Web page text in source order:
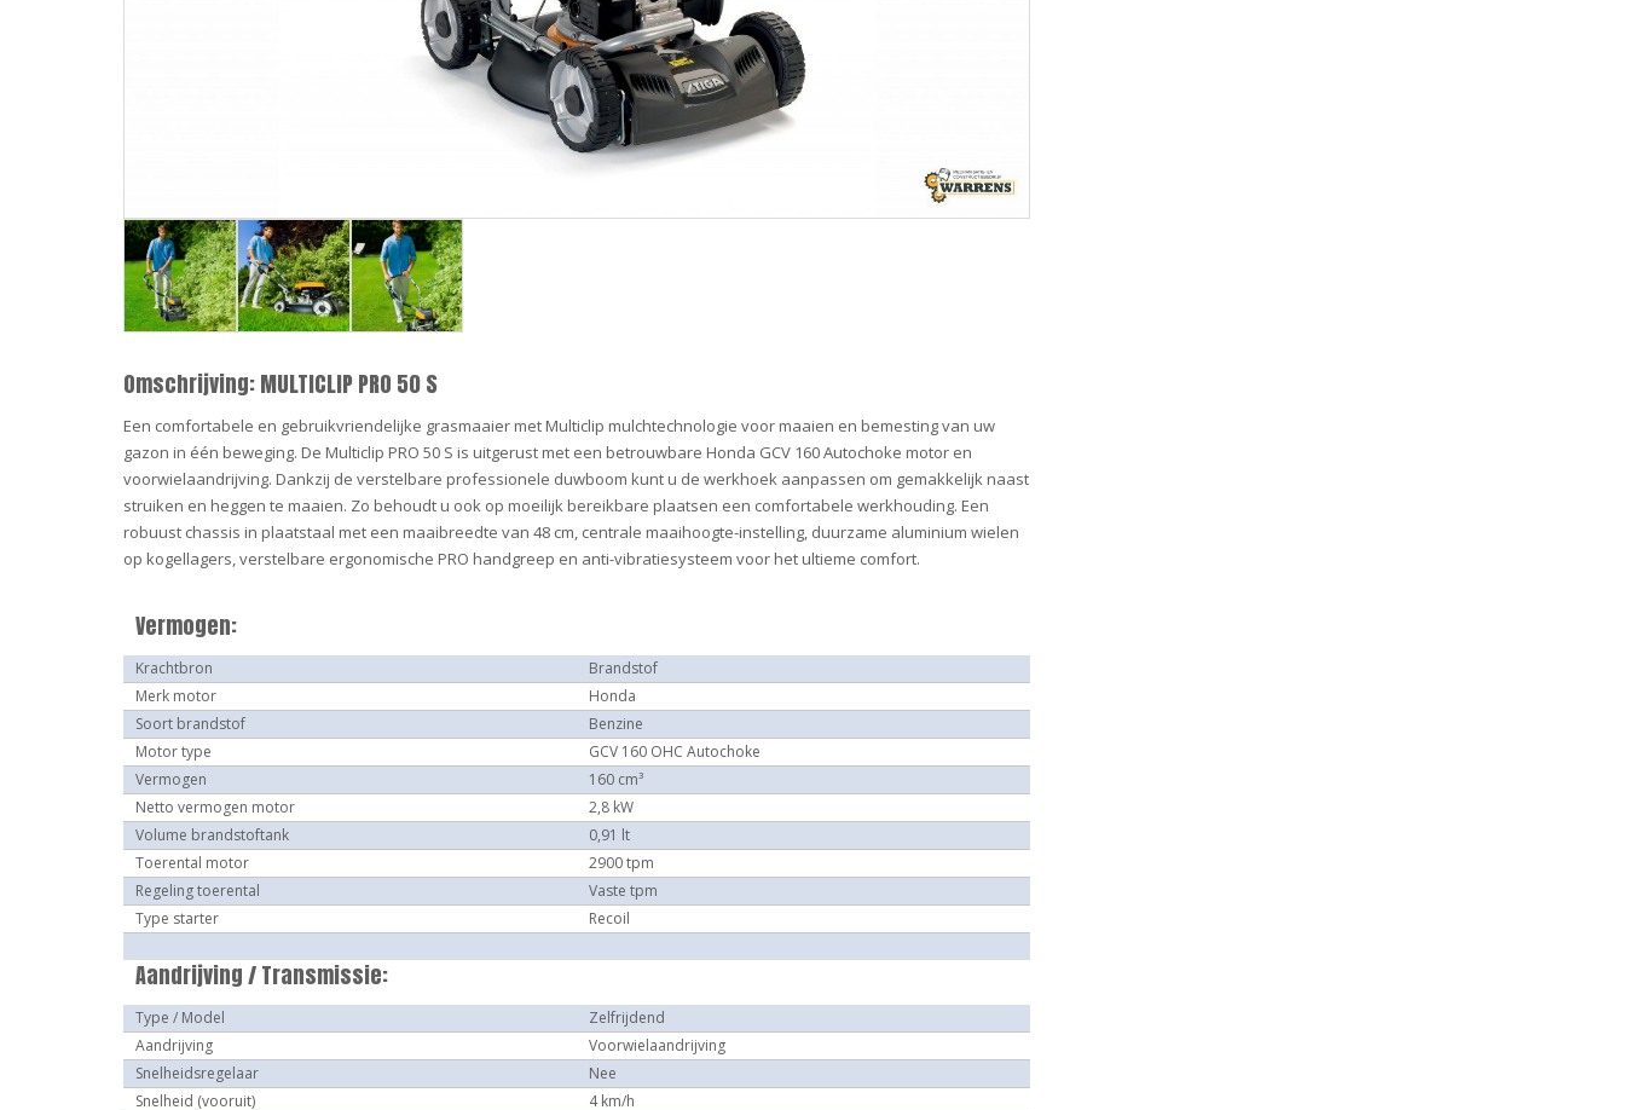
Omschrijving: MULTICLIP PRO 50 S
Een comfortabele en gebruikvriendelijke grasmaaier met Multiclip mulchtechnologie voor maaien en bemesting van uw
gazon in één beweging. De Multiclip PRO 50 S is uitgerust met een betrouwbare Honda GCV 160 Autochoke motor en
voorwielaandrijving. Dankzij de verstelbare professionele duwboom kunt u de werkhoek aanpassen om gemakkelijk naast
struiken en heggen te maaien. Zo behoudt u ook op moeilijk bereikbare plaatsen een comfortabele werkhouding. Een
robuust chassis in plaatstaal met een maaibreedte van 48 cm, centrale maaihoogte-instelling, duurzame aluminium wielen
op kogellagers, verstelbare ergonomische PRO handgreep en anti-vibratiesysteem voor het ultieme comfort.
Vermogen:
Krachtbron
Brandstof
Merk motor
Honda
Soort brandstof
Benzine
Motor type
GCV 160 OHC Autochoke
Vermogen
160 cm³
Netto vermogen motor
2,8 kW
Volume brandstoftank
0,91 lt
Toerental motor
2900 tpm
Regeling toerental
Vaste tpm
Type starter
Recoil
Aandrijving / Transmissie:
Type / Model
Zelfrijdend
Aandrijving
Voorwielaandrijving
Snelheidsregelaar
Nee
Snelheid (vooruit)
4 km/h